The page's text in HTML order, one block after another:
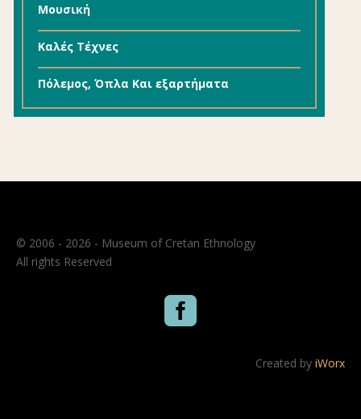
Μουσική
Καλές Τέχνες
Πόλεμος, Όπλα Και εξαρτήματα
© 2006 - 2026 - Museum of Cretan Ethnology
All rights Reserved

Created by iWorx